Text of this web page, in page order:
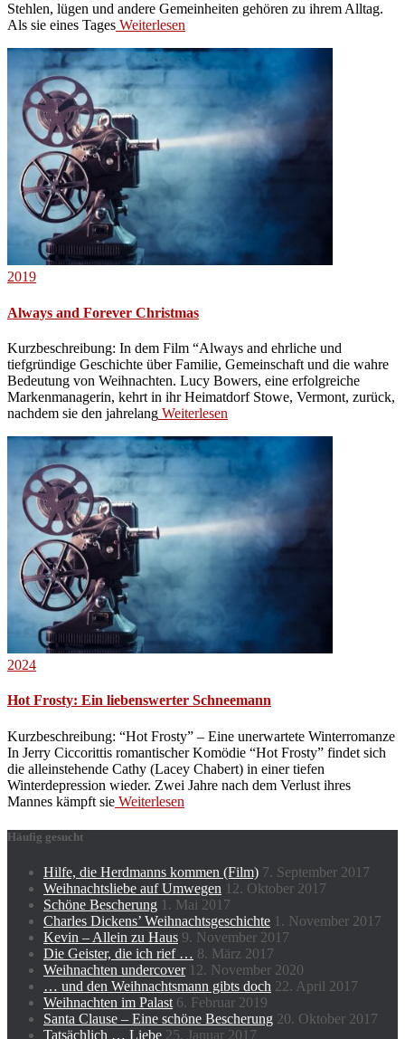
Stehlen, lügen und andere Gemeinheiten gehören zu ihrem Alltag.
Als sie eines Tages Weiterlesen
2019
Always and Forever Christmas
Kurzbeschreibung: In dem Film “Always and ehrliche und
tiefgründige Geschichte über Familie, Gemeinschaft und die wahre
Bedeutung von Weihnachten. Lucy Bowers, eine erfolgreiche
Markenmanagerin, kehrt in ihr Heimatdorf Stowe, Vermont, zurück,
nachdem sie den jahrelang Weiterlesen
2024
Hot Frosty: Ein liebenswerter Schneemann
Kurzbeschreibung: “Hot Frosty” – Eine unerwartete Winterromanze
In Jerry Ciccorittis romantischer Komödie “Hot Frosty” findet sich
die alleinstehende Cathy (Lacey Chabert) in einer tiefen
Winterdepression wieder. Zwei Jahre nach dem Verlust ihres
Mannes kämpft sie Weiterlesen
Häufig gesucht
Hilfe, die Herdmanns kommen (Film) 7. September 2017
Weihnachtsliebe auf Umwegen 12. Oktober 2017
Schöne Bescherung 1. Mai 2017
Charles Dickens’ Weihnachtsgeschichte 1. November 2017
Kevin – Allein zu Haus 9. November 2017
Die Geister, die ich rief … 8. März 2017
Weihnachten undercover 12. November 2020
… und den Weihnachtsmann gibts doch 22. April 2017
Weihnachten im Palast 6. Februar 2019
Santa Clause – Eine schöne Bescherung 20. Oktober 2017
Tatsächlich … Liebe 25. Januar 2017